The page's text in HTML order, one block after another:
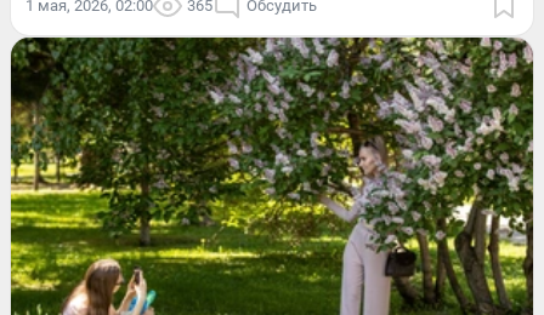
1 мая, 2026, 02:00 365 Обсудить